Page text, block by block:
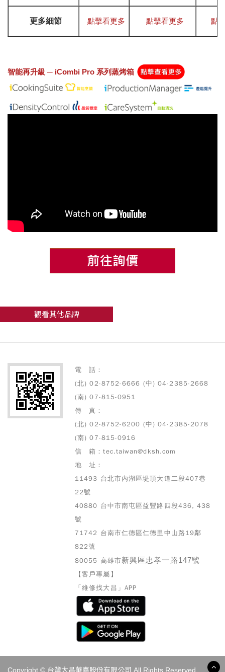
更多細節 點擊看更多 點擊看更多 點
智能再升級 ─ iCombi Pro 系列蒸烤箱
觀看其他品牌
電 話：
(北) 02-8752-6666 (中) 04-2385-2668
(南) 07-815-0951
傳 真：
(北) 02-8752-6200 (中) 04-2385-2078
(南) 07-815-0916
信 箱：tec.taiwan@dksh.com
地 址：
11493 台北市內湖區堤頂大道二段407巷
22號
40880 台中市南屯區益豐路四段436, 438
號
71742 台南市仁德區仁德里中山路19鄰
822號
80055 高雄市新興區忠孝一路147號
【客戶專屬】
「維修找大昌」APP
Copyright © 台灣大昌華嘉股份有限公司 All Rights Reserved.